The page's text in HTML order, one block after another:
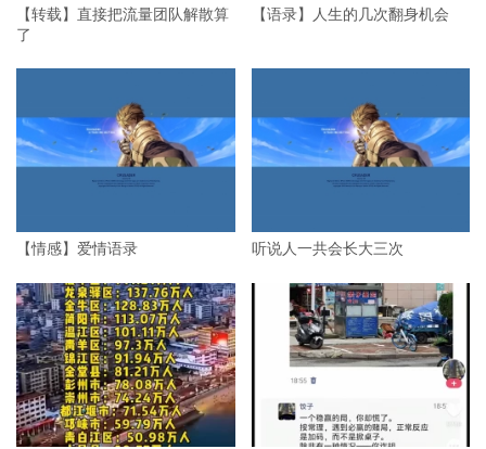
【转载】直接把流量团队解散算
了
【语录】人生的几次翻身机会
【情感】爱情语录 听说人一共会长大三次